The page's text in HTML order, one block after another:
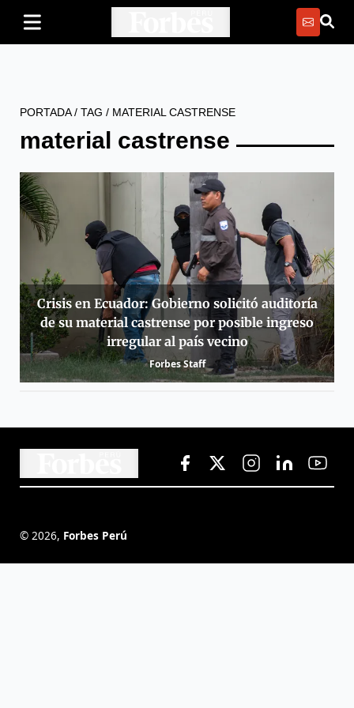
PORTADA/ TAG / MATERIAL CASTRENSE
material castrense
Crisis en Ecuador: Gobierno solicitó auditoría
de su material castrense por posible ingreso
irregular al país vecino
Forbes Staff
© 2026, Forbes Perú